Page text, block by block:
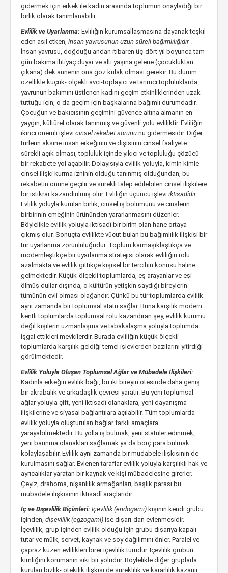
gidermek için erkek ile kadın arasında toplumun onayladığı bir
birlik olarak tanımlanabilir.
Evlilik ve Uyarlanma: Evliliğin kurumsallaşmasına dayanak teşkil
eden asıl etken, insan yavrusunun uzun süreli bağımlılığıdır .
İnsan yavrusu, doğduğu andan itibaren üç-dört yıl boyunca tam
gün bakıma ihtiyaç duyar ve altı yaşına gelene (çocukluktan
çıkana) dek annenin ona göz kulak olması gerekir. Bu durum
özellikle küçük- ölçekli avcı-toplayıcı ve tarımcı topluluklarda
yavrunun bakımını üstlenen kadını geçim etkinliklerinden uzak
tuttuğu için, o da geçim için başkalarına bağımlı durumdadır.
Çocuğun ve bakıcısının geçimini güvence altına almanın en
yaygın, kültürel olarak tanınmış ve güvenli yolu evliliktir. Evliliğin
ikinci önemli işlevi cinsel rekabet sorunu nu gidermesidir. Diğer
türlerin aksine insan erkeğinin ve dişisinin cinsel faaliyete
sürekli açık olması, topluluk içinde yıkıcı ve topluluğu çözücü
bir rekabete yol açabilir. Dolayısıyla evlilik yoluyla, kimin kimle
cinsel ilişki kurma izninin olduğu tanınmış olduğundan, bu
rekabetin önüne geçilir ve sürekli talep edilebilen cinsel ilişkilere
bir istikrar kazandırılmış olur. Evliliğin üçüncü işlevi iktisadîdir .
Evlilik yoluyla kurulan birlik, cinsel iş bölümünü ve cinslerin
birbirinin emeğinin ürününden yararlanmasını düzenler.
Böylelikle evlilik yoluyla iktisadî bir birim olan hane ortaya
çıkmış olur. Sonuçta evlilikte vücut bulan bu bağımlılık ilişkisi bir
tür uyarlanma zorunluluğudur. Toplum karmaşıklaştıkça ve
modernleştikçe bir uyarlanma stratejisi olarak evliliğin rolü
azalmakta ve evlilik gittikçe kişisel bir tercihin konusu haline
gelmektedir. Küçük-ölçekli toplumlarda, eş arayanlar ve eşi
ölmüş dullar dışında, o kültürün yetişkin saydığı bireylerin
tümünün evli olması olağandır. Çünkü bu tür toplumlarda evlilik
aynı zamanda bir toplumsal statü sağlar. Buna karşılık modern
kentli toplumlarda toplumsal rolü kazandıran şey, evlilik kurumu
değil kişilerin uzmanlaşma ve tabakalaşma yoluyla toplumda
işgal ettikleri mevkilerdir. Burada evliliğin küçük ölçekli
toplumlarda karşılık geldiği temel işlevlerden bazılarını yitirdiği
görülmektedir.
Evlilik Yoluyla Oluşan Toplumsal Ağlar ve Mübadele İlişkileri:
Kadınla erkeğin evlilik bağı, bu iki bireyin ötesinde daha geniş
bir akrabalık ve arkadaşlık çevresi yaratır. Bu yeni toplumsal
ağlar yoluyla çift, yeni iktisadî olanaklara, yeni dayanışma
ilişkilerine ve siyasal bağlantılara açılabilir. Tüm toplumlarda
evlilik yoluyla oluşturulan bağlar farklı amaçlara
yarayabilmektedir. Bu yolla iş bulmak, yeni statüler edinmek,
yeni barınma olanakları sağlamak ya da borç para bulmak
kolaylaşabilir. Evlilik aynı zamanda bir müdabele ilişkisinin de
kurulmasını sağlar. Evlenen taraflar evlilik yoluyla karşılıklı hak ve
ayrıcalıklar yaratan bir kaynak ve kişi mübadelesine girerler.
Çeyiz, drahoma, nişanlılık armağanları, başlık parası bu
mübadele ilişkisinin iktisadî araçlarıdır.
İç ve Dışevlilik Biçimleri: İçevlilik (endogami) kişinin kendi grubu
içinden, dışevlilik (egzogami) ise dışarı-dan evlenmesidir.
İçevlilik, grup içinden evlilik olduğu için grubu dışarıya kapalı
tutar ve mülk, servet, kaynak ve soy dağılımını önler. Paralel ve
çapraz kuzen evlilikleri birer içevlilik türüdür. İçevlilik grubun
kimliğini korumanın sıkı bir yoludur. Böylelikle diğer gruplarla
kurulan bizlik- ötekilik ilişkisi de süreklilik ve kararlılık kazanır.